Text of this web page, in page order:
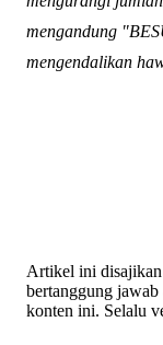
mengandung
mengendalikan
Artikel ini
bertanggung jawab
konten ini. Selalu